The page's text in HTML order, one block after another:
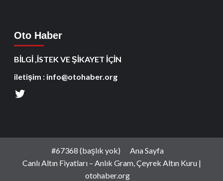
Oto Haber
BİLGİ ,İSTEK VE ŞİKAYET İÇİN
iletişim : info@otohaber.org
#67368 (başlık yok)
Ana Sayfa
Canlı Altın Fiyatları – Anlık Gram, Çeyrek Altın Kuru |
otohaber.org